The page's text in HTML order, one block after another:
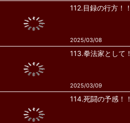
112.目録の行方！
2025/03/08
113.拳法家として
2025/03/09
114.死闘の予感！